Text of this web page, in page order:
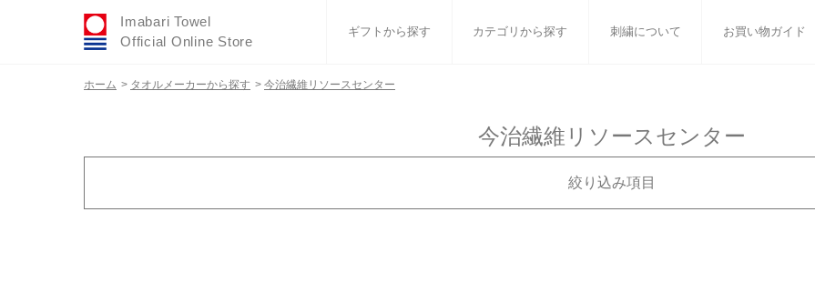
Imabari Towel
Official Online Store
ギフトから探す カテゴリから探す 刺繍について お買い物ガイド
ウェディング 小さなお返し・お餞別
タオルハンカチ ベビーグッズ マフラー 衣類
刺繍
ホーム > タオルメーカーから探す > 今治繊維リソースセンター
絞り込み項目
今治繊維リソースセンター